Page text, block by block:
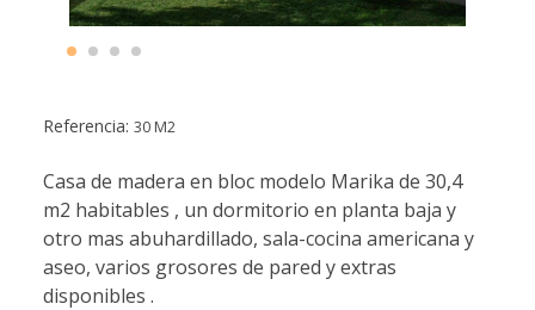
Referencia: 30 M2
Casa de madera en bloc modelo Marika de 30,4
m2 habitables , un dormitorio en planta baja y
otro mas abuhardillado, sala-cocina americana y
aseo, varios grosores de pared y extras
disponibles .